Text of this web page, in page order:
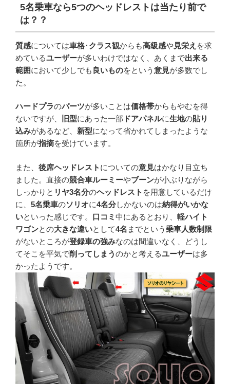
5名乗車なら5つのヘッドレストは当たり前で
は？？
質感については車格･ クラス観からも高級感や見栄え を求
めているユーザーが多いわけではなく、あくまで出来る
範囲において少しでも 良いものをという 意見が多数でし
た。
ハードプラのパーツが多いことは価格帯からもやむを得
ないですが、
旧型にあった一部 ドアパネルに生地の貼り
込みがあるなど、 新型になって省かれてしまったような
箇所が指摘を受けています。
また、 後席ヘッドレスト についての意見はかなり目立ち
ました。直接の競合車ルーミーやブーンが小ぶりながら
しっかりと リヤ3名分のヘッドレスト を用意しているだけ
に、 5名乗車のソリオに4名分しかないのは納得がいかな
いといった感じです。 口コミ 中にあるとおり、 軽ハイト
ワゴンとの大きな違いとして4名 までという 乗車人数制限
がないところが登録車の強みなのは間違いなく、どうし
てそこを平気で削ってしまうのかと考えるユーザーは多
かったようです。